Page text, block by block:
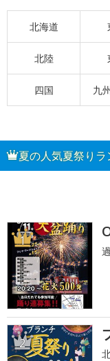
北海道
北陸
四国 九
夏の人気夏祭り
1
2